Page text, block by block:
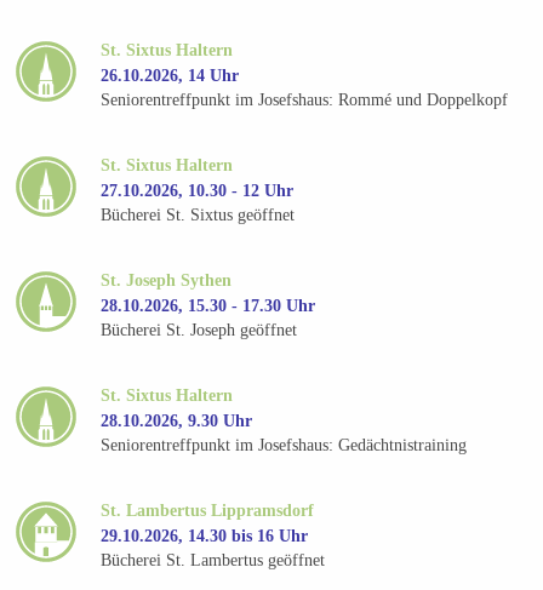
St. Sixtus Haltern
26.10.2026, 14 Uhr
Seniorentreffpunkt im Josefshaus: Rommé und Doppelkopf
St. Sixtus Haltern
27.10.2026, 10.30 - 12 Uhr
Bücherei St. Sixtus geöffnet
St. Joseph Sythen
28.10.2026, 15.30 - 17.30 Uhr
Bücherei St. Joseph geöffnet
St. Sixtus Haltern
28.10.2026, 9.30 Uhr
Seniorentreffpunkt im Josefshaus: Gedächtnistraining
St. Lambertus Lippramsdorf
29.10.2026, 14.30 bis 16 Uhr
Bücherei St. Lambertus geöffnet